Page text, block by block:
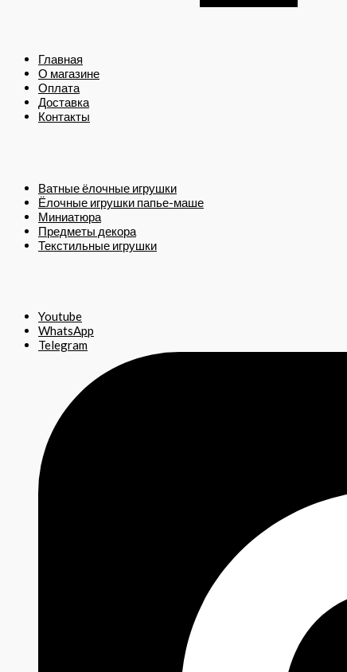
Главная
О магазине
Оплата
Доставка
Контакты
Ватные ёлочные игрушки
Ёлочные игрушки папье-маше
Миниатюра
Предметы декора
Текстильные игрушки
Youtube
WhatsApp
Telegram